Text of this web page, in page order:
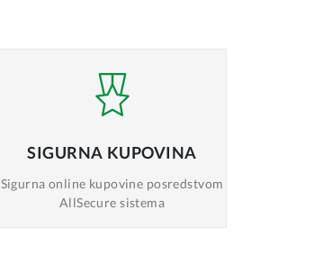
SIGURNA KUPOVINA
Sigurna online kupovine posredstvom
AllSecure sistema